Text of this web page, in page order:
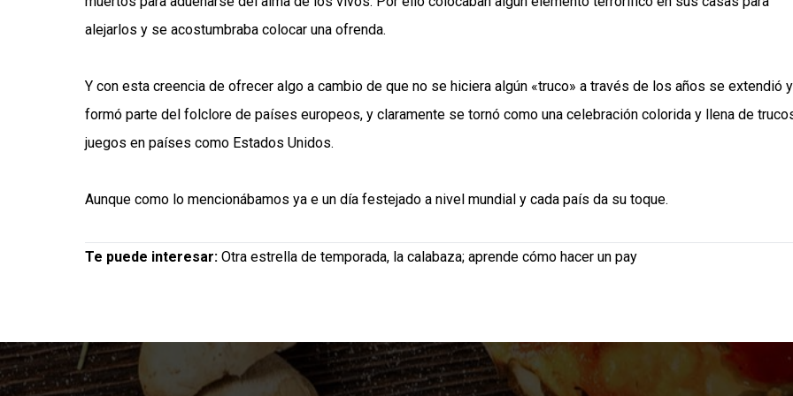
alejarlos y se acostumbraba colocar una ofrenda.
Y con esta creencia de ofrecer algo a cambio de que no se hiciera algún «truco» a través de los años se extendió y
formó parte del folclore de países europeos, y claramente se tornó como una celebración colorida y llena de
juegos en países como Estados Unidos.
Aunque como lo mencionábamos ya e un día festejado a nivel mundial y cada país da su toque.
Te puede interesar: Otra estrella de temporada, la calabaza; aprende cómo hacer un pay